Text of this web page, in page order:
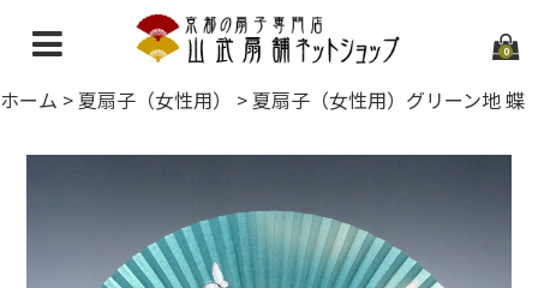
0
ホーム
当店について
お問い合わせ
ホーム > 夏扇子（女性用） > 夏扇子（女性用）グリーン地 蝶